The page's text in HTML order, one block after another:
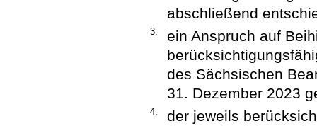
abschließend
3.
ein Anspruch auf
des Sächsischen
31. Dezember 2023
4.
der jeweils